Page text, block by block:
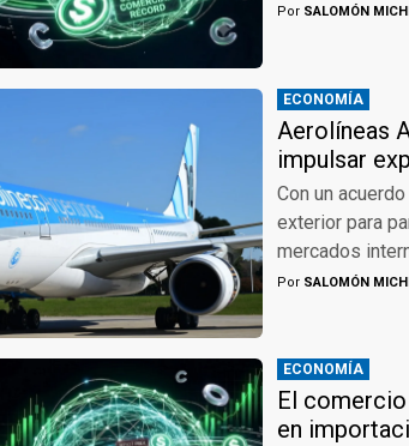
Por SALOMÓN
ECONOMÍA
Aerolíneas
impulsar
Con un
exterior para
mercados
Por SALOMÓN
ECONOMÍA
El
en